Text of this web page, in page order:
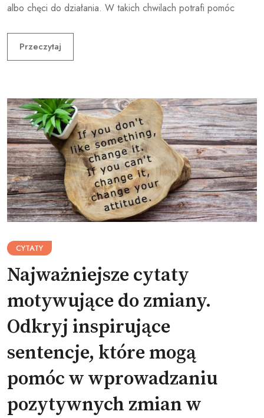
albo chęci do działania. W takich chwilach potrafi pomóc
Przeczytaj
CYTATY
Najważniejsze cytaty
motywujące do zmiany.
Odkryj inspirujące
sentencje, które mogą
pomóc w wprowadzaniu
pozytywnych zmian w